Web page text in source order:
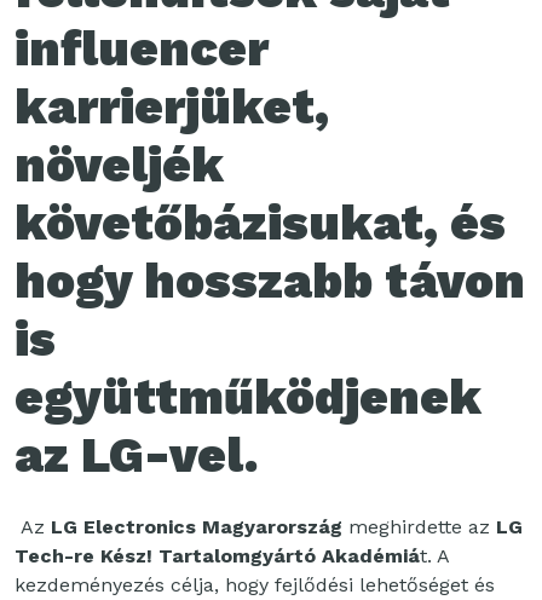
influencer
karrierjüket,
növeljék
követőbázisukat, és
hogy hosszabb távon
is
együttműködjenek
az LG-vel.
Az LG Electronics Magyarország meghirdette az LG
Tech-re Kész! Tartalomgyártó Akadémiát. A
kezdeményezés célja, hogy fejlődési lehetőséget és